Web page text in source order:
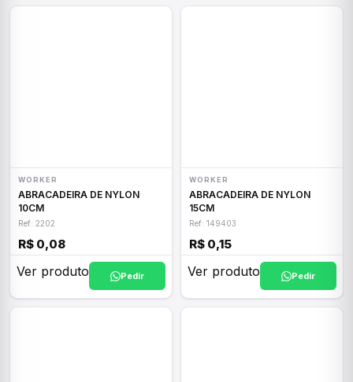
WORKER
ABRACADEIRA DE NYLON
10CM
Ref: 2202
R$ 0,08
Ver produto Pedir
WORKER
ABRACADEIRA DE NYLON
15CM
Ref: 149403
R$ 0,15
Ver produto Pedir